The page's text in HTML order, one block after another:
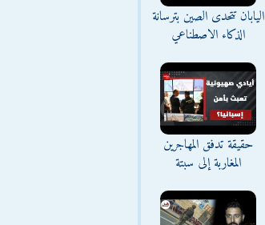
اليابان تتحدى الصين بترسانة
الذكاء الاصطناعي
حقيقة تدفق المهاجرين
المغاربة إلى سبتة